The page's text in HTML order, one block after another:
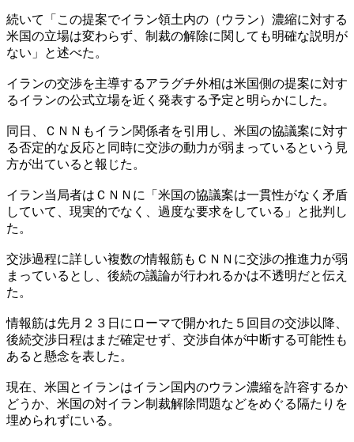
続いて「この提案でイラン領土内の（ウラン）濃縮に対する
米国の立場は変わらず、制裁の解除に関しても明確な説明が
ない」と述べた。
イランの交渉を主導するアラグチ外相は米国側の提案に対す
るイランの公式立場を近く発表する予定と明らかにした。
同日、ＣＮＮもイラン関係者を引用し、米国の協議案に対す
る否定的な反応と同時に交渉の動力が弱まっているという見
方が出ていると報じた。
イラン当局者はＣＮＮに「米国の協議案は一貫性がなく矛盾
していて、現実的でなく、過度な要求をしている」と批判し
た。
交渉過程に詳しい複数の情報筋もＣＮＮに交渉の推進力が弱
まっているとし、後続の議論が行われるかは不透明だと伝え
た。
情報筋は先月２３日にローマで開かれた５回目の交渉以降、
後続交渉日程はまだ確定せず、交渉自体が中断する可能性も
あると懸念を表した。
現在、米国とイランはイラン国内のウラン濃縮を許容するか
どうか、米国の対イラン制裁解除問題などをめぐる隔たりを
埋められずにいる。